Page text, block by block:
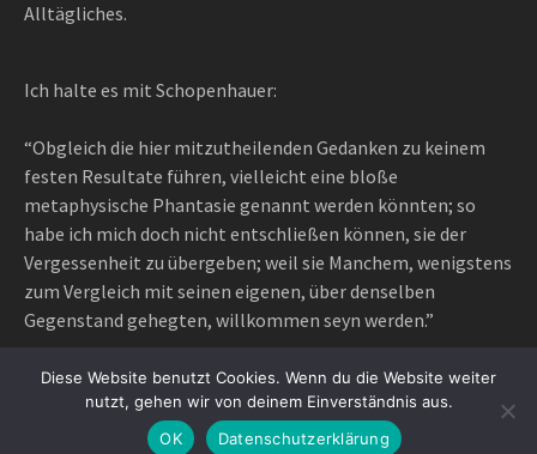
Alltägliches.
Ich halte es mit Schopenhauer:
“Obgleich die hier mitzutheilenden Gedanken zu keinem
festen Resultate führen, vielleicht eine bloße
metaphysische Phantasie genannt werden könnten; so
habe ich mich doch nicht entschließen können, sie der
Vergessenheit zu übergeben; weil sie Manchem, wenigstens
zum Vergleich mit seinen eigenen, über denselben
Gegenstand gehegten, willkommen seyn werden.”
Proudly powered by WordPress|Theme: Awaken Pro by
Diese Website benutzt Cookies. Wenn du die Website weiter
nutzt, gehen wir von deinem Einverständnis aus.
OK
Datenschutzerklärung